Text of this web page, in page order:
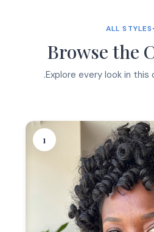
ALL STYLES
Browse the
Explore every look in
1